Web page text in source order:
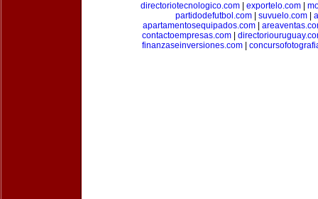
directoriotecnologico.com
exportelo.com
partidodefutbol.com| suvuelo.com|
apartamentosequipados.com|
contactoempresas.com
finanzaseinversiones.com